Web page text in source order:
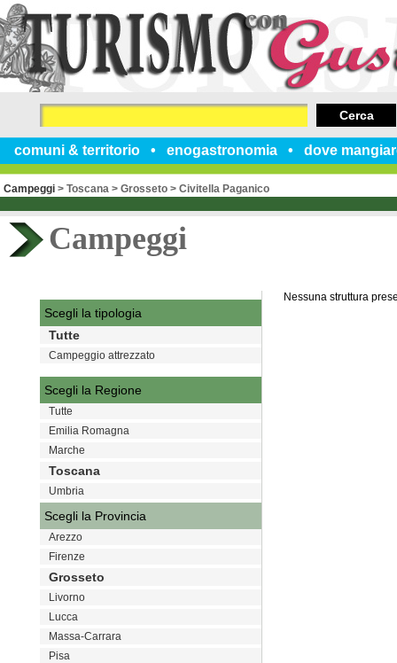
comuni & territorio enogastronomia dove
Cerca
Campeggi > Toscana > Grosseto > Civitella Paganico
Campeggi
Nessuna struttura
Scegli la tipologia
Tutte
Campeggio attrezzato
Scegli la Regione
Tutte
Emilia Romagna
Marche
Toscana
Umbria
Scegli la Provincia
Arezzo
Firenze
Grosseto
Livorno
Lucca
Massa-Carrara
Pisa